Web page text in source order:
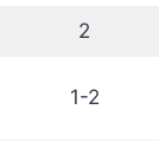
2
1-2